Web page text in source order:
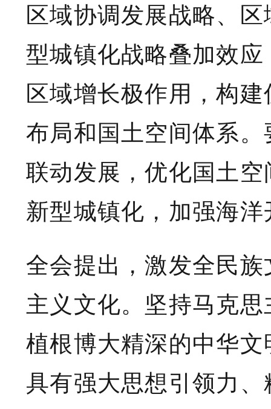
区域协调发展战略、
型城镇化战略叠加效
区域增长极作用，构
布局和国土空间体系
联动发展，优化国土
新型城镇化，加强海
全会提出，激发全民
主义文化。坚持马克
植根博大精深的中华
具有强大思想引领力